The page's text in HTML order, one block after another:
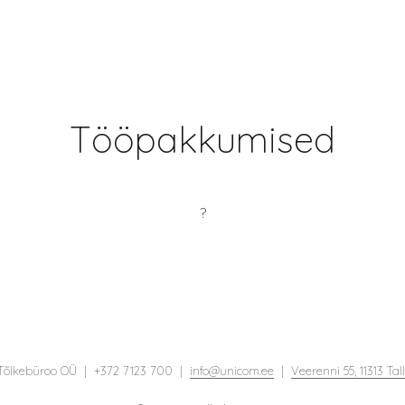
Tööpakkumised
?
OÜ | +372 7123 700 | info@unicom.ee | Veerenni 55, 11313